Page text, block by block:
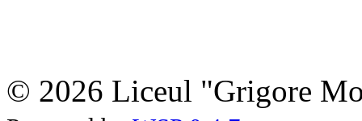
© 2026 Liceul "Grigore